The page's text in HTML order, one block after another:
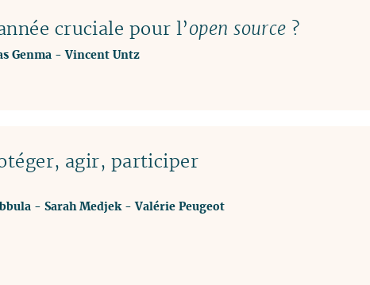
cruciale pour l’open source ?
Genma -Vincent Untz
agir, participer
- Sarah Medjek-Valérie Peugeot